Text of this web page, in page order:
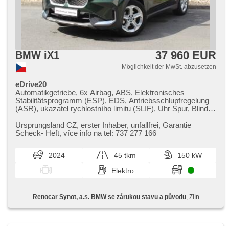
BMW iX1 37 960 EUR
Möglichkeit der MwSt. abzusetzen
eDrive20
Automatikgetriebe, 6x Airbag, ABS, Elektronisches
Stabilitätsprogramm (ESP), EDS, Antriebsschlupfregelung
(ASR), ukazatel rychlostního limitu (SLIF), Uhr Spur, Blind
Servolenkung, 2-Zonen Klimaanlage, Standheizung,
Adaptive Geschwindigkeitsregelung, LED adaptivní
přepínání dálkových světel, Alufelgen, erfüllt 'EURO VI',
Navigation, parkovací senzory přední, parkovací senzory
zadní, Fahrkamera, automatikparken, bezklíčové startování,
bezklíčové odemykání, Lichtsensor,
Android Auto, Apple CarPlay, Bluetooth, El. Deckel des
Kofferraums, El. Vorderscheiben, El. Klappspiegel, El.
Ursprungsland CZ,​ erster Inhaber,​ unfallfrei,​ Garantie
Scheck​- Heft,​ více info na tel: 737 277 166
2024 45 tkm
150 kW
Elektro
Renocar Synot, a.s. BMW se zárukou stavu a původu, Zlín